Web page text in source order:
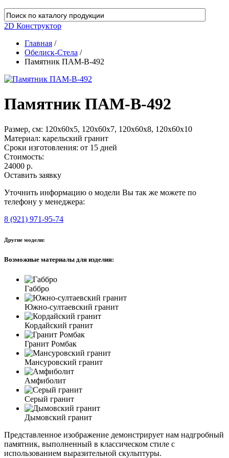
2D Конструктор
Главная /
Обелиск-Стела /
Памятник ПАМ-В-492
Памятник ПАМ-В-492
Размер, см: 120х60х5, 120х60х7, 120х60х8, 120х60х10
Материал: карельский гранит
Сроки изготовления: от 15 дней
Стоимость:
24000 р.
Оставить заявку
Уточнить информацию о модели Вы так же можете по
телефону у менеджера:
8 (921) 971-95-74
Другие модели:
Возможные материалы для изделия:
Габбро
Южно-султаевский гранит
Кордайский гранит
Гранит Ромбак
Мансуровский гранит
Амфиболит
Серый гранит
Дымовский гранит
Представленное изображение демонстрирует нам надгробный
памятник, выполненный в классическом стиле с
использованием выразительной скульптуры.